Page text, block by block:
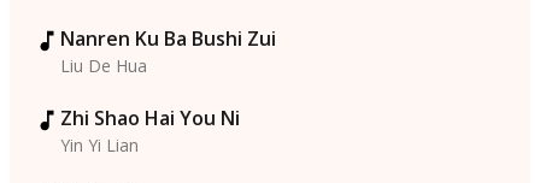
Nanren Ku Ba Bushi Zui
Liu De Hua
Zhi Shao Hai You Ni
Yin Yi Lian